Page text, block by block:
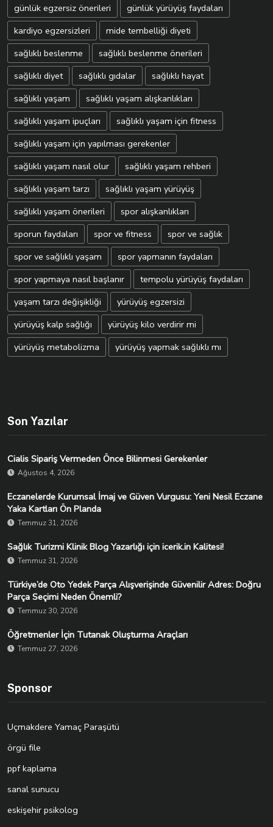
günlük egzersiz önerileri
günlük yürüyüş faydaları
kardiyo egzersizleri
mide tembelliği diyeti
sağlıklı beslenme
sağlıklı beslenme önerileri
sağlıklı diyet
sağlıklı gıdalar
sağlıklı hayat
sağlıklı yaşam
sağlıklı yaşam alışkanlıkları
sağlıklı yaşam ipuçları
sağlıklı yaşam için fitness
sağlıklı yaşam için yapılması gerekenler
sağlıklı yaşam nasıl olur
sağlıklı yaşam rehberi
sağlıklı yaşam tarzı
sağlıklı yaşam yürüyüş
sağlıklı yaşam önerileri
spor alışkanlıkları
sporun faydaları
spor ve fitness
spor ve sağlık
spor ve sağlıklı yaşam
spor yapmanın faydaları
spor yapmaya nasıl başlanır
tempolu yürüyüş faydaları
yaşam tarzı değişikliği
yürüyüş egzersizi
yürüyüş kalp sağlığı
yürüyüş kilo verdirir mi
yürüyüş metabolizma
yürüyüş yapmak sağlıklı mı
Son Yazılar
Cialis Sipariş Vermeden Önce Bilinmesi Gerekenler
Ağustos 4, 2026
Eczanelerde Kurumsal İmaj ve Güven Vurgusu: Yeni Nesil Eczane
Yaka Kartları Ön Planda
Temmuz 31, 2026
Sağlık Turizmi Klinik Blog Yazarlığı için icerik.in Kalitesi!
Temmuz 31, 2026
Türkiye’de Oto Yedek Parça Alışverişinde Güvenilir Adres: Doğru
Parça Seçimi Neden Önemli?
Temmuz 30, 2026
Öğretmenler İçin Tutanak Oluşturma Araçları
Temmuz 27, 2026
Sponsor
Uçmakdere Yamaç Paraşütü
örgü file
ppf kaplama
sanal sunucu
eskişehir psikolog